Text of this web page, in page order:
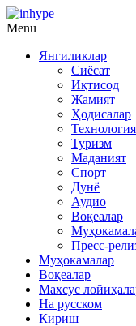
Menu
Янгиликлар
Сиёсат
Иқтисод
Жамият
Ҳодисалар
Туризм
Маданият
Спорт
Дунё
Аудио
Воқеалар
Пресс-
Муҳокамалар
Воқеалар
Махсус
На русском
Кириш